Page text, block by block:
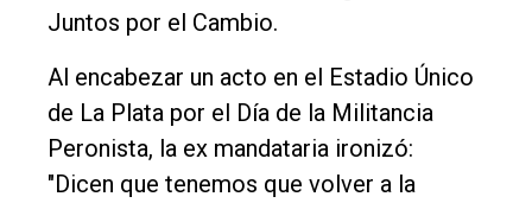
Juntos por el Cambio.
Al encabezar un acto en el Estadio Único
de La Plata por el Día de la Militancia
Peronista, la ex mandataria ironizó:
"Dicen que tenemos que volver a la